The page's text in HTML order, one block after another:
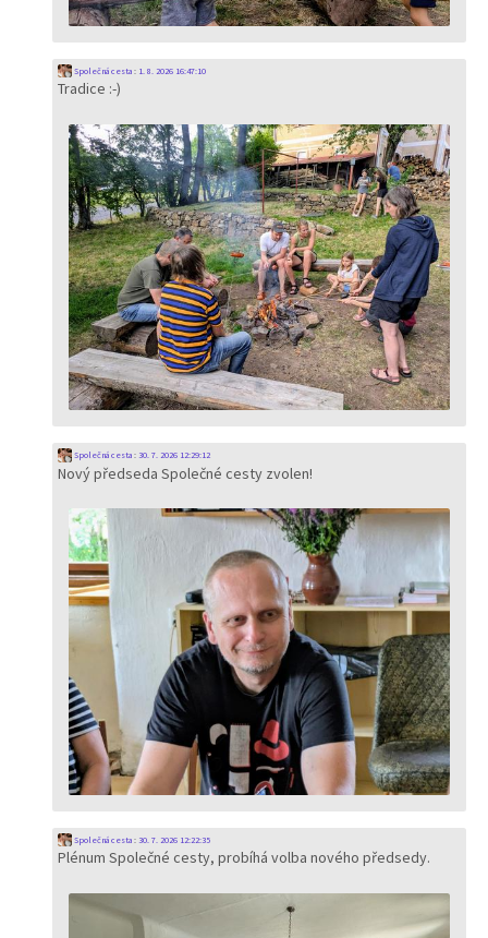
Společná cesta: 1. 8. 2026 16:47:10
Tradice :-)
Společná cesta: 30. 7. 2026 12:29:12
Nový předseda Společné cesty zvolen!
Společná cesta: 30. 7. 2026 12:22:35
Plénum Společné cesty, probíhá volba nového předsedy.